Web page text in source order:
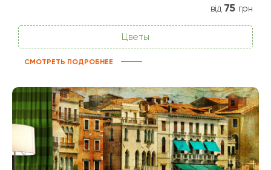
від 75 грн
Цветы
СМОТРЕТЬ ПОДРОБНЕЕ